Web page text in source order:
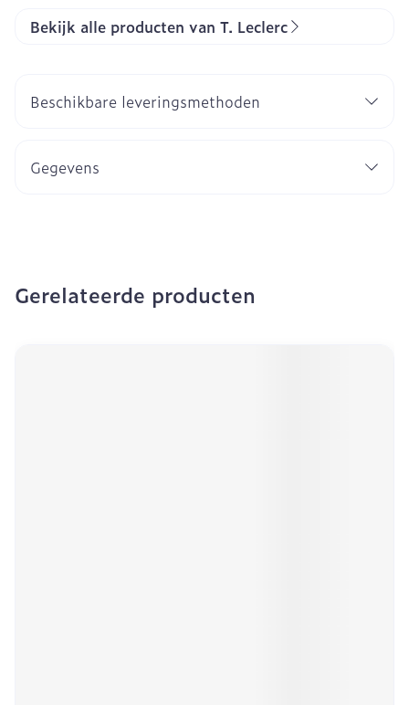
Bekijk alle producten van T. Leclerc
Beschikbare leveringsmethoden
Gegevens
Gerelateerde producten